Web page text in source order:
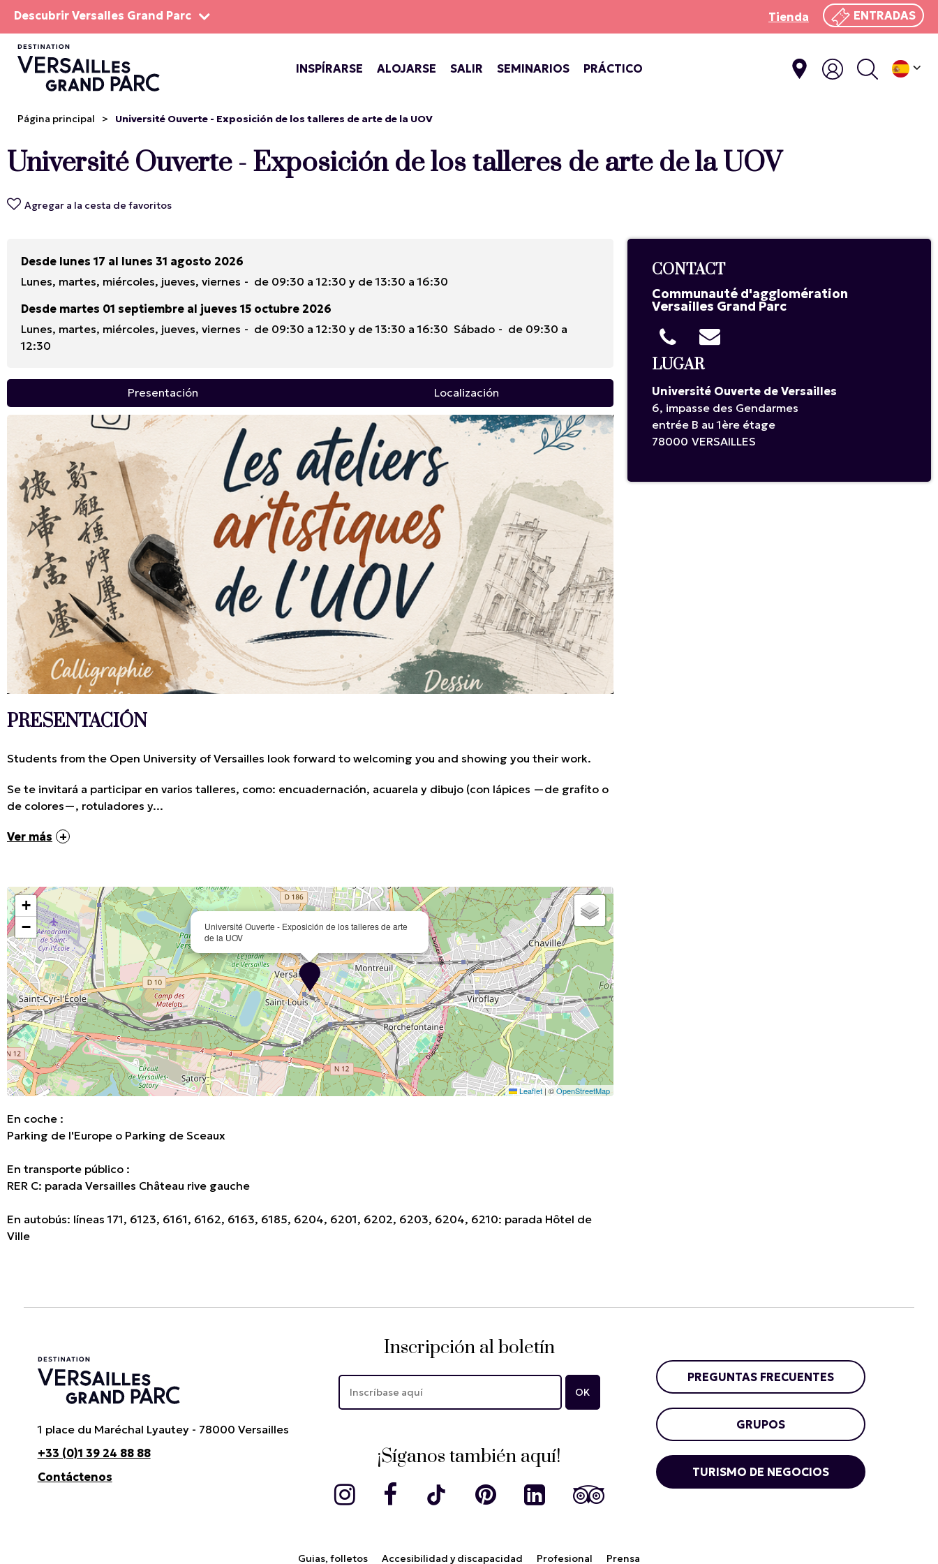
Descubrir Versalles Grand Parc Tienda ENTRADAS
INSPÍRARSE ALOJARSE SALIR SEMINARIOS PRÁCTICO
Página principal > Université Ouverte - Exposición de los talleres de arte de la UOV
Université Ouverte - Exposición de los talleres de arte de la UOV
Agregar a la cesta de favoritos
Desde lunes 17 al lunes 31 agosto 2026
Lunes, martes, miércoles, jueves, viernes
de 09:30 a 12:30 y de 13:30 a 16:30
Desde martes 01 septiembre al jueves 15 octubre 2026
Lunes, martes, miércoles, jueves, viernes
de 09:30 a 12:30 y de 13:30 a 16:30 Sábado
de 09:30 a
12:30
Presentación Localización
PRESENTACIÓN
Students from the Open University of Versailles look forward to welcoming you and showing you their work.
Se te invitará a participar en varios talleres, como: encuadernación, acuarela y dibujo (con lápices —de grafito o
de colores—, rotuladores y...
Ver más
Université Ouverte - Exposición de los talleres de arte
de la UOV
+
−
Leaflet |©OpenStreetMap
En coche :
Parking de l'Europe o Parking de Sceaux
En transporte público :
RER C: parada Versailles Château rive gauche
En autobús: líneas 171, 6123, 6161, 6162, 6163, 6185, 6204, 6201, 6202, 6203, 6204, 6210: parada Hôtel de
Ville
CONTACT
Communauté d'agglomération
Versailles Grand Parc
LUGAR
Université Ouverte de Versailles
6, impasse des Gendarmes
entrée B au 1ère étage
78000 VERSAILLES
1 place du Maréchal Lyautey - 78000 Versailles
+33 (0)1 39 24 88 88
Contáctenos
Inscripción al boletín
¡Síganos también aquí!
PREGUNTAS FRECUENTES
GRUPOS
TURISMO DE NEGOCIOS
Guias, folletos Accesibilidad y discapacidad Profesional Prensa